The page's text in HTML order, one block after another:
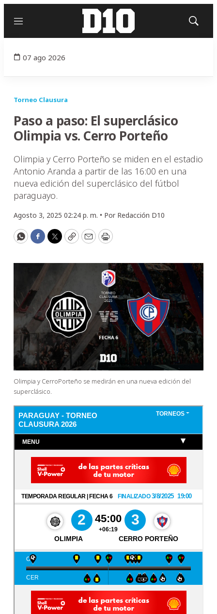
Menú
Mostrar
07 ago 2026
Torneo Clausura
Paso a paso: El superclásico
Olimpia vs. Cerro Porteño
Olimpia y Cerro Porteño se miden en el estadio
Antonio Aranda a partir de las 16:00 en una
nueva edición del superclásico del fútbol
paraguayo.
Agosto 3, 2025 02:24 p. m. • Por Redacción D10
WhatsApp
Facebook
Twitter
CopyEmailPrint
Olimpia y CerroPorteño se medirán en una nueva edición del
superclásico.